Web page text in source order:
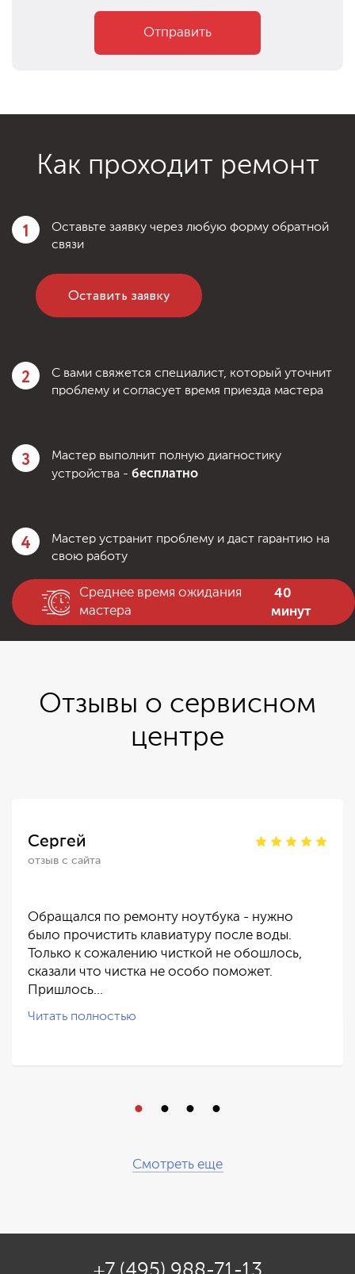
Отправить
Как проходит ремонт
1
Оставьте заявку через любую форму обратной
связи
Оставить заявку
2
С вами свяжется специалист, который уточнит
проблему и согласует время приезда мастера
3
Мастер выполнит полную диагностику
устройства - бесплатно
4
Мастер устранит проблему и даст гарантию на
свою работу
Среднее время ожидания
мастера
40
минут
Отзывы о сервисном
центре
Сергей
отзыв с сайта
Обращался по ремонту ноутбука - нужно
было прочистить клавиатуру после воды.
Только к сожалению чисткой не обошлось,
сказали что чистка не особо поможет.
Пришлось…
Читать полностью
Смотреть еще